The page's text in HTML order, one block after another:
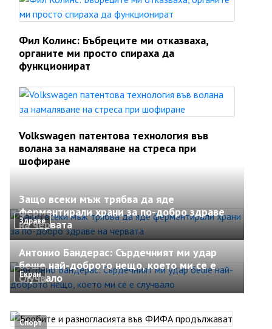
Фил Колинс: Бъбреците ми отказваха,
органите ми просто спираха да
функционират
Volkswagen патентова технология във
волана за намаляване на стреса при
шофиране
Здраве
Защо всеки мъж трябва да яде
ферментирали храни за по-добро здраве
на червата
Екран
Антонио Бандерас: Сърдечният ми удар
беше най-доброто нещо, което ми се е
случвало
Спорт